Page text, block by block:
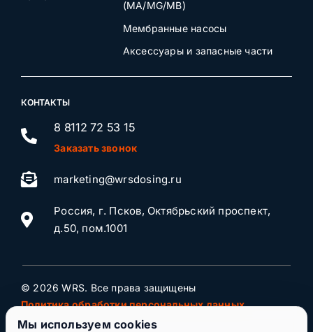
(MA/MG/MB)
Мембранные насосы
Аксессуары и запасные части
КОНТАКТЫ
8 8112 72 53 15
Заказать звонок
marketing@wrsdosing.ru
Россия, г. Псков, Октябрьский проспект,
д.50, пом.1001
© 2026 WRS. Все права защищены
Политика обработки персональных данных
Мы используем cookies